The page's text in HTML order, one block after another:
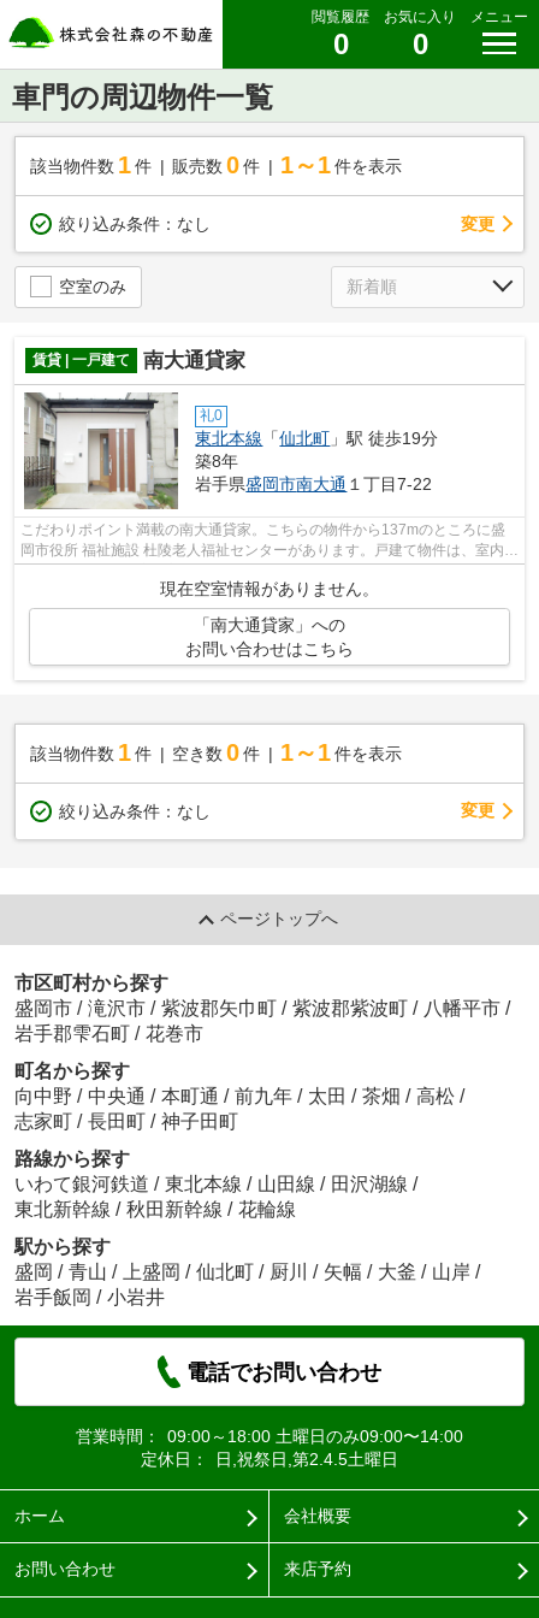
閲覧履歴
0
お気に入り
0
メニュー
車門の周辺物件一覧
該当物件数 1件 販売数 0 件 1～1 件を表示
絞り込み条件： なし 変更
空室のみ
賃貸 | 一戸建て 南大通貸家
礼0
東北本線 「仙北町 」駅 徒歩19分
築8年
岩手県盛岡市南大通 １丁目7-22
こだわりポイント満載の南大通貸家。こちらの物件から137mのところに盛
岡市役所 福祉施設 杜陵老人福祉センターがあります。戸建て物件は、室内の
レイアウトの自由度も高くお勧めです...
現在空室情報がありません。
「南大通貸家」への
お問い合わせはこちら
該当物件数 1件 空き数 0 件 1～1 件を表示
絞り込み条件： なし 変更
ページトップへ
市区町村から探す
盛岡市 / 滝沢市 / 紫波郡矢巾町 / 紫波郡紫波町 / 八幡平市 /
岩手郡雫石町 / 花巻市
町名から探す
向中野 / 中央通 / 本町通 / 前九年 / 太田 / 茶畑 / 高松 /
志家町 / 長田町 / 神子田町
路線から探す
いわて銀河鉄道 / 東北本線 / 山田線 / 田沢湖線 /
東北新幹線 / 秋田新幹線 / 花輪線
駅から探す
盛岡 / 青山 / 上盛岡 / 仙北町 / 厨川 / 矢幅 / 大釜 / 山岸 /
岩手飯岡 / 小岩井
電話でお問い合わせ
営業時間：
09:00～18:00 土曜日のみ09:00〜14:00
定休日：
日,祝祭日,第2.4.5土曜日
ホーム 会社概要
お問い合わせ 来店予約